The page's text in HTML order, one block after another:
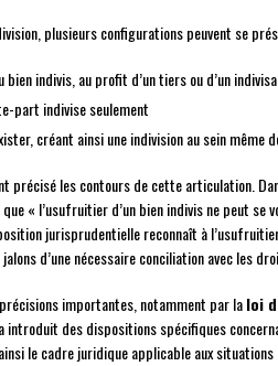
plusieurs configurations peuvent se
indivis, au profit d’un tiers ou d’un
part indivise seulement
créant ainsi une indivision au sein même
précisé les contours de cette articulation.
« l’usufruitier d’un bien indivis ne peut se
jurisprudentielle reconnaît à
d’une nécessaire conciliation avec les
importantes, notamment par laloi
des dispositions spécifiques
le cadre juridique applicable aux situations